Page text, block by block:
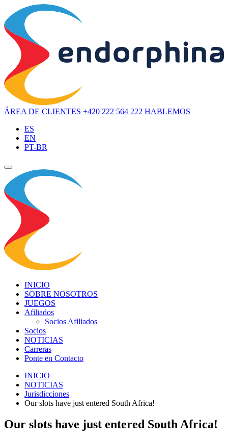
ÁREA DE CLIENTES +420 222 564 222 HABLEMOS
ES
EN
PT-BR
INICIO
SOBRE NOSOTROS
JUEGOS
Afiliados
Socios Afiliados
Socios
NOTICIAS
Carreras
Ponte en Contacto
INICIO
NOTICIAS
Jurisdicciones
Our slots have just entered South Africa!
Our slots have just entered South Africa!